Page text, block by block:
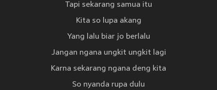
Tapi sekarang samua itu
Kita so lupa akang
Yang lalu biar jo berlalu
Jangan ngana ungkit ungkit lagi
Karna sekarang ngana deng kita
So nyanda rupa dulu